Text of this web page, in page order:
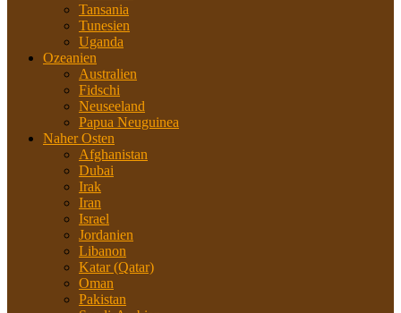
Tansania
Tunesien
Uganda
Ozeanien
Australien
Fidschi
Neuseeland
Papua Neuguinea
Naher Osten
Afghanistan
Dubai
Irak
Iran
Israel
Jordanien
Libanon
Katar (Qatar)
Oman
Pakistan